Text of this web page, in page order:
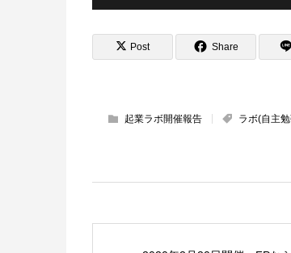
Post Share
起業ラボ開催報告 ラボ(自主